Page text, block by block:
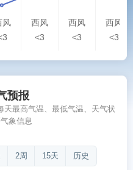
风
西风
<3
西风
<3
西风
<3
预报
最高气温、最低气温、天气状
象信息
2周 15天 历史